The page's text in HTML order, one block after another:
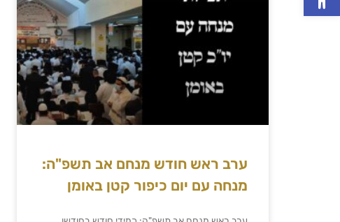
ערב ראש חודש מנחם אב תשפ"ה:
מנחה עם יום כיפור קטן באומן